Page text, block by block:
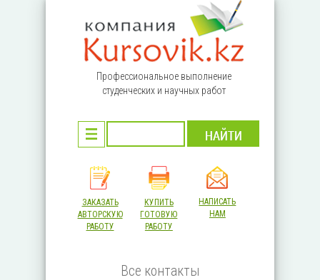
Профессиональное выполнение
студенческих и научных работ
ЗАКАЗАТЬ
АВТОРСКУЮ
РАБОТУ
КУПИТЬ
ГОТОВУЮ
РАБОТУ
НАПИСАТЬ
НАМ
Все контакты